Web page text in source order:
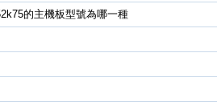
的主機板型號為哪一種